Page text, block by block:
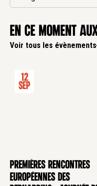
en ce moment
Voir tous les évènements
CONFÉRENCE
12
Sep
Premières rencontres
européennes des